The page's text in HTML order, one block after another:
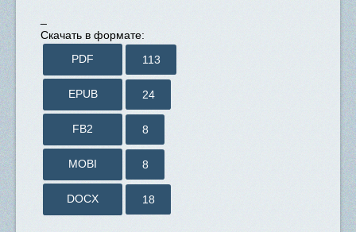
Скачать в формате:
PDF
113
EPUB 24
FB2 8
MOBI 8
DOCX 18